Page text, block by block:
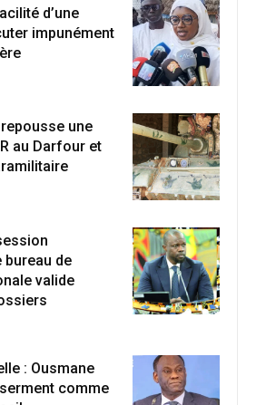
d’une
impunément
une
au Darfour et
bureau de
valide
: Ousmane
comme